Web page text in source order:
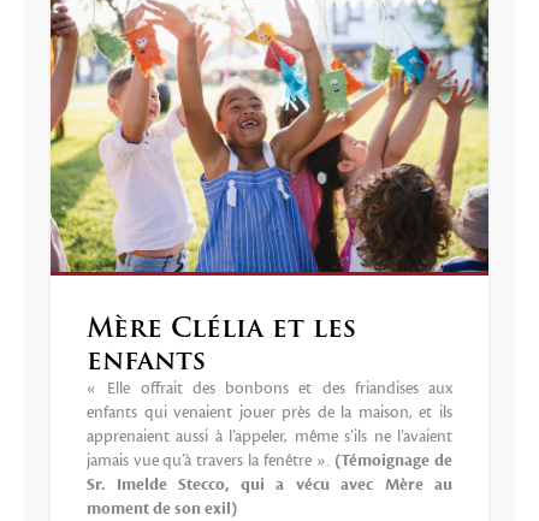
Mère Clélia et les
enfants
« Elle offrait des bonbons et des friandises aux
enfants qui venaient jouer près de la maison, et ils
apprenaient aussi à l’appeler, même s’ils ne l’avaient
jamais vue qu’à travers la fenêtre ». (Témoignage de
Sr. Imelde Stecco, qui a vécu avec Mère au
moment de son exil)